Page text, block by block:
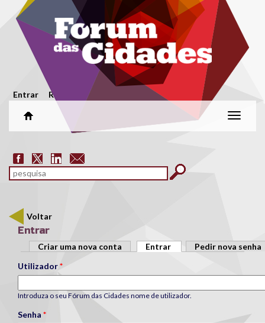
Passar para o conteúdo principal
Menu secundário
Entrar Registar
Alterar
Formulário de pesquisa
pesquisar
Voltar
Entrar
Separadores primários
Criar uma nova conta Entrar (separador ativo)
Pedir nova senha
Utilizador*
Introduza o seu Fórum das Cidades nome de utilizador.
Senha *